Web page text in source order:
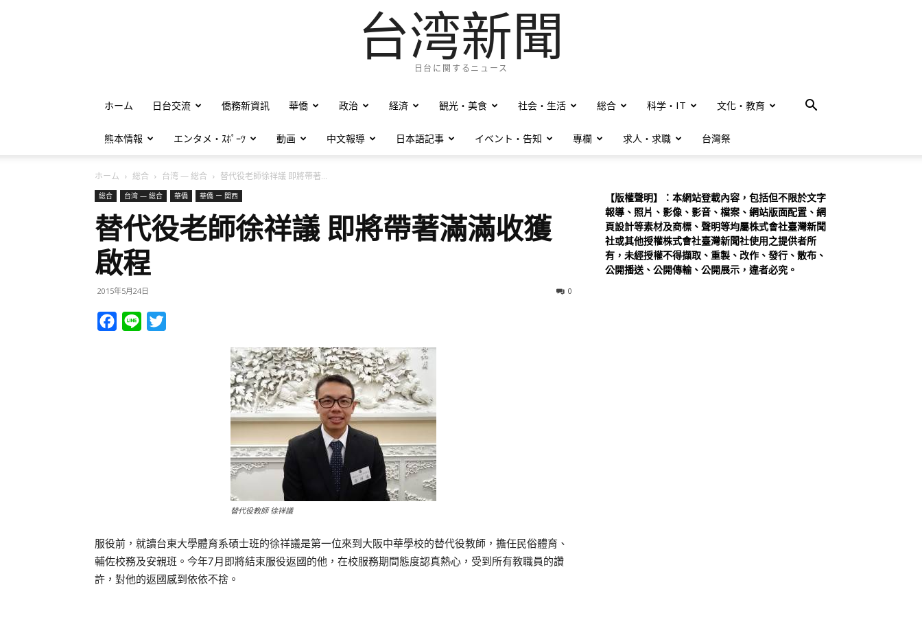
台湾新聞
日台に関するニュース
ホーム 日台交流 僑務新資訊 華僑 政治 経済 観光・美食 社会・生活 総合 科学・IT 文化・教育
熊本情報 エンタメ・ｽﾎﾟｰﾂ 動画 中文報導 日本語記事 イベント・告知 專欄 求人・求職 台灣祭
ホーム 総合 台湾 — 総合 替代役老師徐祥議 即將帶著...
総合 台湾 — 総合 華僑 華僑 ー 関西
替代役老師徐祥議 即將帶著滿滿收獲
啟程
2015年5月24日 0
Facebook
Line
替代役教師 徐祥議
服役前，就讀台東大學體育系碩士班的徐祥議是第一位來到大阪中華學校的替代役教師，擔任民俗體育、
輔佐校務及安親班。今年7月即將結束服役返國的他，在校服務期間態度認真熱心，受到所有教職員的讚
許，對他的返國感到依依不捨。
【版權聲明】：本網站登載內容，包括但不限於文字
報導、照片、影像、影音、檔案、網站版面配置、網
頁設計等素材及商標、聲明等均屬株式會社臺灣新聞
社或其他授權株式會社臺灣新聞社使用之提供者所
有，未經授權不得擷取、重製、改作、發行、散布、
公開播送、公開傳輸、公開展示，違者必究。